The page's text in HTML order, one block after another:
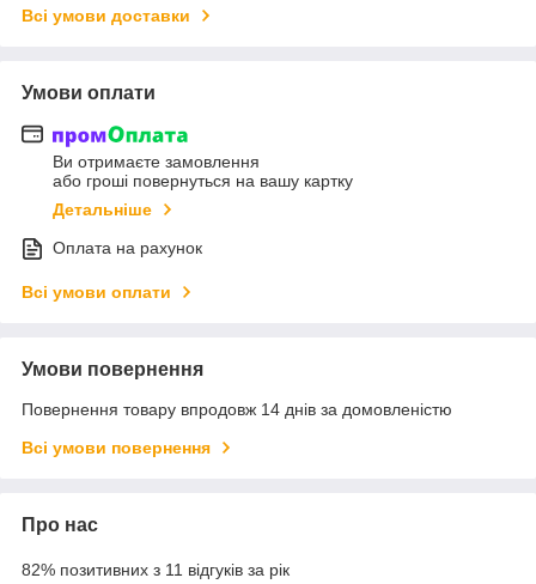
Всі умови доставки
Умови оплати
Ви отримаєте замовлення
або гроші повернуться на вашу картку
Детальніше
Оплата на рахунок
Всі умови оплати
Умови повернення
Повернення товару впродовж 14 днів за домовленістю
Всі умови повернення
Про нас
82% позитивних з 11 відгуків за рік